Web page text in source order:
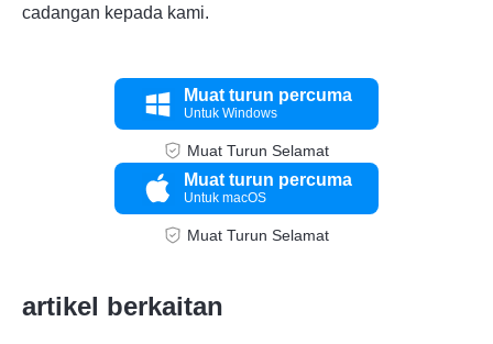
cadangan kepada kami.
Muat turun percuma
Untuk Windows
Muat Turun Selamat
Muat turun percuma
Untuk macOS
Muat Turun Selamat
artikel berkaitan